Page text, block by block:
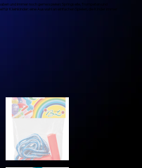
und immer noch gerne spielen: Springseile, Trompeten und
für Kleinkinder: eine Auswahl an einfachen Spielen, die Kinder immer